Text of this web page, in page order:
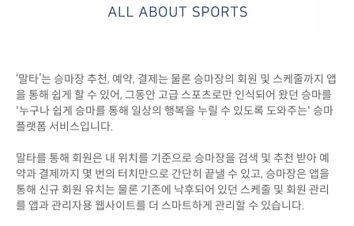
‘말타’는 승마장 추천, 예약, 결제는 물론 승마장의 회원 및 스케줄까지 앱
을 통해 쉽게 할 수 있어, 그동안 고급 스포츠로만 인식되어 왔던 승마를
'누구나 쉽게 승마를 통해 일상의 행복을 누릴 수 있도록 도와주는' 승마
플랫폼 서비스입니다.
말타를 통해 회원은 내 위치를 기준으로 승마장을 검색 및 추천 받아 예
약과 결제까지 몇 번의 터치만으로 간단히 끝낼 수 있고, 승마장은 앱을
통해 신규 회원 유치는 물론 기존에 낙후되어 있던 스케줄 및 회원 관리
를 앱과 관리자용 웹사이트를 더 스마트하게 관리할 수 있습니다.